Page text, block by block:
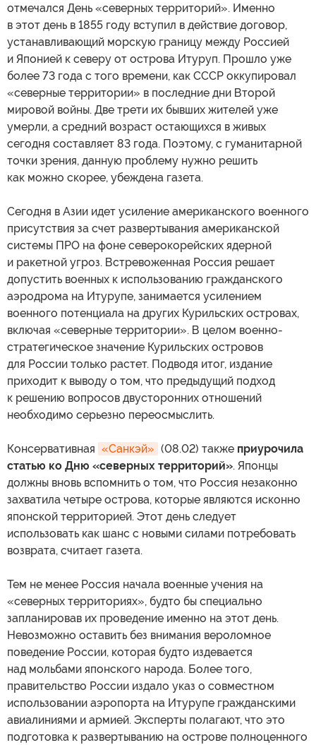
отмечался День «северных территорий». Именно
в этот день в 1855 году вступил в действие договор,
устанавливающий морскую границу между Россией
и Японией к северу от острова Итуруп. Прошло уже
более 73 года с того времени, как СССР оккупировал
«северные территории» в последние дни Второй
мировой войны. Две трети их бывших жителей уже
умерли, а средний возраст остающихся в живых
сегодня составляет 83 года. Поэтому, с гуманитарной
точки зрения, данную проблему нужно решить
как можно скорее, убеждена газета.
Сегодня в Азии идет усиление американского военного
присутствия за счет развертывания американской
системы ПРО на фоне северокорейских ядерной
и ракетной угроз. Встревоженная Россия решает
допустить военных к использованию гражданского
аэродрома на Итурупе, занимается усилением
военного потенциала на других Курильских островах,
включая «северные территории». В целом военно-
стратегическое значение Курильских островов
для России только растет. Подводя итог, издание
приходит к выводу о том, что предыдущий подход
к решению вопросов двусторонних отношений
необходимо серьезно переосмыслить.
Консервативная «Санкэй» (08.02) также приурочила
статью ко Дню «северных территорий». Японцы
должны вновь вспомнить о том, что Россия незаконно
захватила четыре острова, которые являются исконно
японской территорией. Этот день следует
использовать как шанс с новыми силами потребовать
возврата, считает газета.
Тем не менее Россия начала военные учения на
«северных территориях», будто бы специально
запланировав их проведение именно на этот день.
Невозможно оставить без внимания вероломное
поведение России, которая будто издевается
над мольбами японского народа. Более того,
правительство России издало указ о совместном
использовании аэропорта на Итурупе гражданскими
авиалиниями и армией. Эксперты полагают, что это
подготовка к развертыванию на острове полноценного